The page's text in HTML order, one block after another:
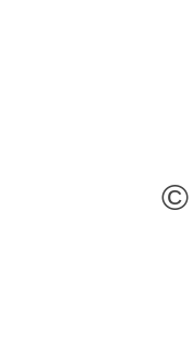
©